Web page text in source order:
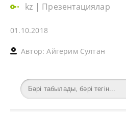
kz | Презентациялар
01.10.2018
Автор:Айгерим Султан